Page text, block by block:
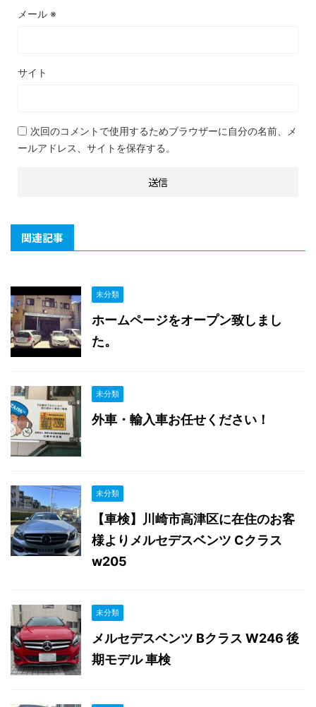
メール ※
サイト
次回のコメントで使用するためブラウザーに自分の名前、メ
ールアドレス、サイトを保存する。
関連記事
未分類
ホームページをオープン致しまし
た。
未分類
外車・輸入車お任せください！
未分類
【車検】川崎市高津区に在住のお客
様よりメルセデスベンツ Cクラス
w205
未分類
メルセデスベンツ Bクラス W246 後
期モデル 車検